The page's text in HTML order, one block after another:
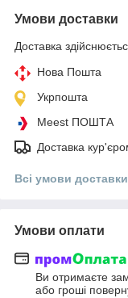
Умови доставки
Доставка
Нова Пошта
Укрпошта
Meest ПОШТА
Доставка
Всі умови доставки
Умови оплати
Ви отримаєте
або гроші